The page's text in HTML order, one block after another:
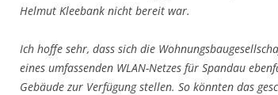
Helmut Kleebank nicht bereit war.
Ich hoffe sehr, dass sich die
eines umfassenden WLAN-Netzes für Spandau
Gebäude zur Verfügung stellen. So könnten das